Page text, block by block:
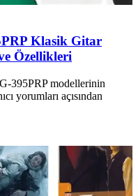
Klasik Gitar
Özellikleri
395PRP modellerinin
yorumları açısından